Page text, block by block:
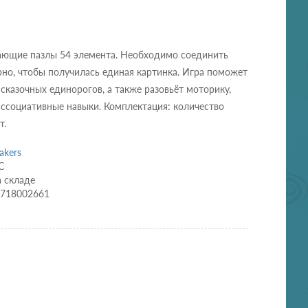
пазлы 54 элемента. Необходимо соединить
чтобы получилась единая картинка. Игра поможет
единорогов, а также разовьёт моторику,
навыки. Комплектация: количество
складе